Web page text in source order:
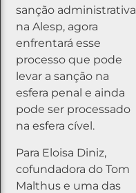
sanção administrativa
na Alesp, agora
enfrentará esse
processo que pode
levar a sanção na
esfera penal e ainda
pode ser processado
na esfera cível.
Para Eloisa Diniz,
cofundadora do Tom
Malthus e uma das